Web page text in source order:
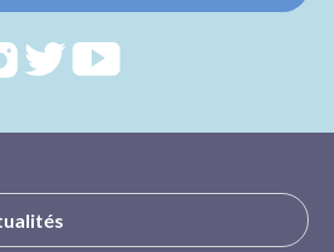
RejoignezRejoignez